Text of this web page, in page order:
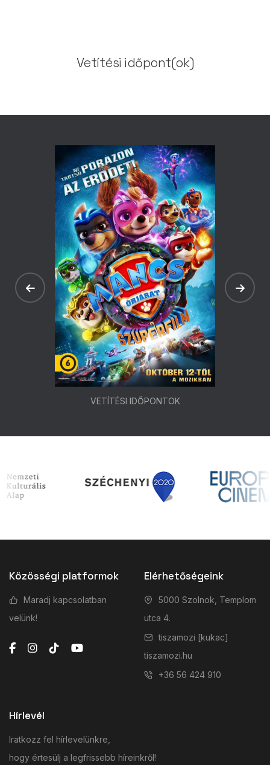
Vetítési időpont(ok)
VETÍTÉSI IDŐPONTOK
Közösségi platformok
Maradj kapcsolatban
velünk!
Elérhetőségeink
5000 Szolnok, Templom
utca 4.
tiszamozi [kukac]
tiszamozi.hu
+36 56 424 910
Hírlevél
Iratkozz fel hírlevelünkre,
hogy értesülj a legfrissebb híreinkről!